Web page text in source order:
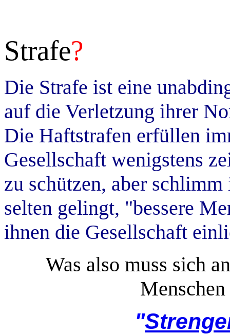
Strafe?
Die Strafe ist eine
auf die Verletzung ihrer
Die Haftstrafen erfüllen
Gesellschaft wenigstens
zu schützen, aber
selten gelingt, "bessere
ihnen die Gesellschaft
Was also muss sich
"